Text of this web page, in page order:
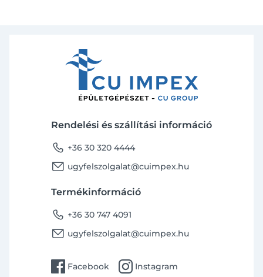
Rendelési és szállítási információ
phone +36 30 320 4444
email ugyfelszolgalat@cuimpex.hu
Termékinformáció
phone +36 30 747 4091
email ugyfelszolgalat@cuimpex.hu
facebook Facebook instagram Instagram